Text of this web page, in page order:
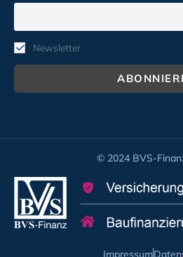
Newsletter
© 2024 BVS-
Impressum